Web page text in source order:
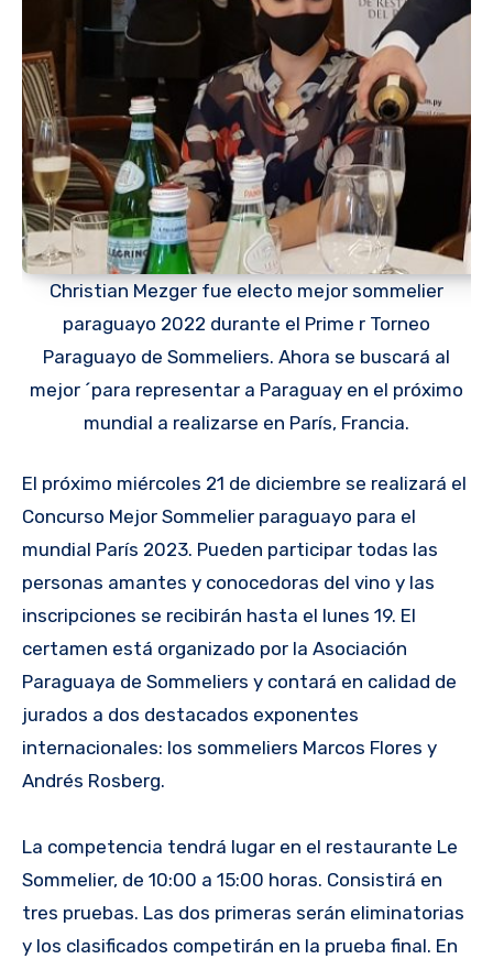
Christian Mezger fue electo mejor sommelier
paraguayo 2022 durante el Prime r Torneo
Paraguayo de Sommeliers. Ahora se buscará al
mejor ´para representar a Paraguay en el próximo
mundial a realizarse en París, Francia.
El próximo miércoles 21 de diciembre se realizará el
Concurso Mejor Sommelier paraguayo para el
mundial París 2023. Pueden participar todas las
personas amantes y conocedoras del vino y las
inscripciones se recibirán hasta el lunes 19. El
certamen está organizado por la Asociación
Paraguaya de Sommeliers y contará en calidad de
jurados a dos destacados exponentes
internacionales: los sommeliers Marcos Flores y
Andrés Rosberg.
La competencia tendrá lugar en el restaurante Le
Sommelier, de 10:00 a 15:00 horas. Consistirá en
tres pruebas. Las dos primeras serán eliminatorias
y los clasificados competirán en la prueba final. En